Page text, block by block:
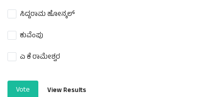
ಸಿದ್ದರಾಮ ಹೋನ್ಕಲ್
ಕುವೆಂಪು
ಎ ಕೆ ರಾಮೇಶ್ವರ
Vote View Results